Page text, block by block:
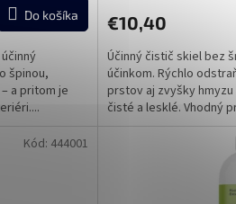
Do košíka
špinou,
a pritom je
€10,40
Účinný čistič skiel bez
účinkom. Rýchlo
prstov aj zvyšky
čisté a lesklé. Vhodný
Kód: 444001